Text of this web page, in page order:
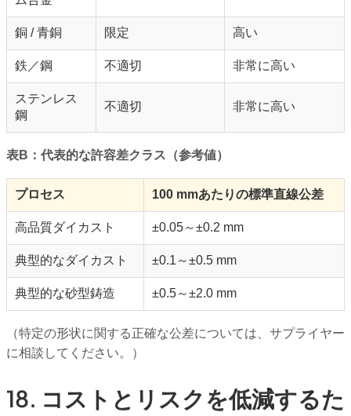
銅 / 青銅 限定 高い
鉄／鋼 不適切 非常に高い
ステンレス
鋼
不適切 非常に高い
表B：代表的な許容差クラス（参考値）
プロセス 100 mmあたりの標準直線公差
高品質ダイカスト ±0.05～±0.2 mm
典型的なダイカスト ±0.1～±0.5 mm
典型的な砂型鋳造 ±0.5～±2.0 mm
（特定の形状に関する正確な公差については、サプライヤー
に相談してください。）
18. コストとリスクを低減するた